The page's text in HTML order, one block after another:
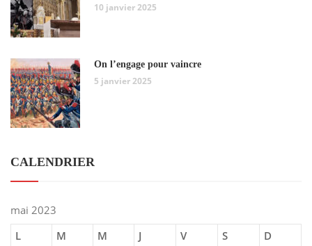
10 janvier 2025
On l’engage pour vaincre
5 janvier 2025
CALENDRIER
mai 2023
L
M M J V S
D